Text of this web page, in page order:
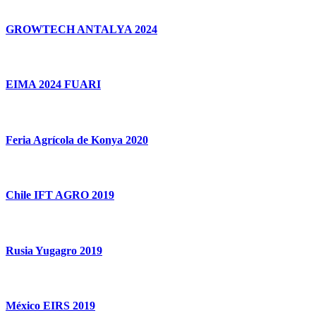
GROWTECH ANTALYA 2024
EIMA 2024 FUARI
Feria Agrícola de Konya 2020
Chile IFT AGRO 2019
Rusia Yugagro 2019
México EIRS 2019